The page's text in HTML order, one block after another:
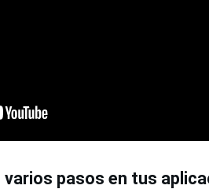
pasos en tus